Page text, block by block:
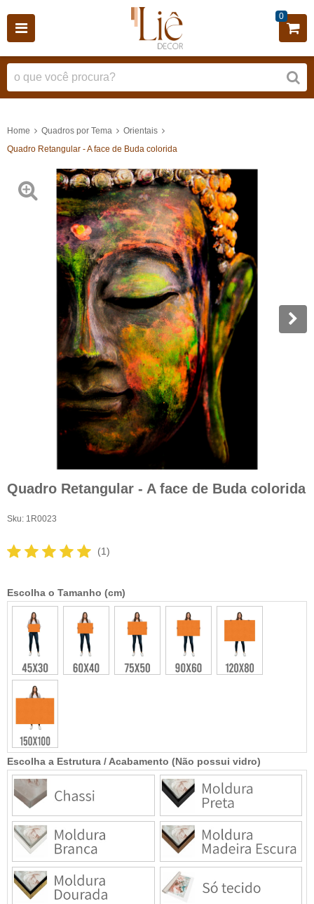
0
Home Quadros por Tema
Orientais
Quadro Retangular - A face de Buda colorida
Quadro Retangular - A face de Buda colorida
Sku: 1R0023
(1)
Escolha a Estrutura / Acabamento (Não possui vidro)
Escolha o Tamanho (cm)